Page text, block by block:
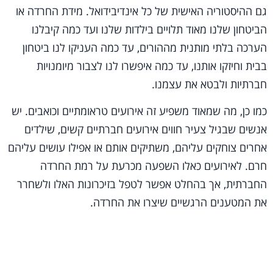
גם ההיסטוריה האישית של כל אינדיבידואל. מידת החרדה או
הביטחון שלנו מאוד תלויים בילדות שלנו ועד כמה קיבלנו
הערכה בלתי מותנית מההורים, עד כמה העניקו לנו ביטחון
בבית וחיזקו אותנו, עד כמה איפשרו לנו לצבור מיומנויות
חברתיות ולבטא את עצמנו.
כמו כן, מה שמאוד משפיע זה אירועים טראומתיים וכואבים. יש
אנשים שבגיל צעיר חווים אירועים חברתיים קשים, שילדים
אחרים צוחקים עליהם, משתיקים אותם או אפילו עושים עליהם
חרם. לאירועים כאלו השפעה מכרעת על רמת החרדה
החברתית, אך בהחלט אפשר לטפל בזיכרונות האלו ולשחרר
את המטענים הרגשיים שיצרו את החרדה.